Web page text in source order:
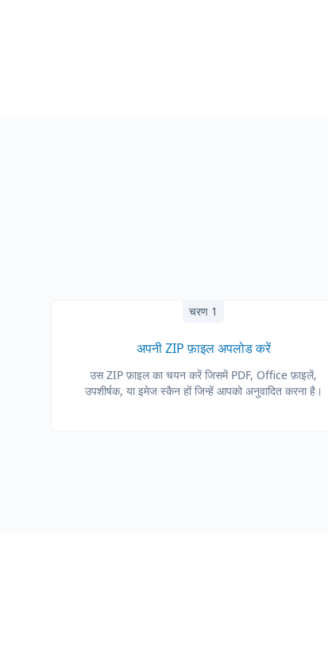
चरण 1
अपनी ZIP फ़ाइल अपलोड करें
उस ZIP फ़ाइल का चयन करें जिसमें PDF, Office फ़ाइलें,
उपशीर्षक, या इमेज स्कैन हों जिन्हें आपको अनुवादित करना है।